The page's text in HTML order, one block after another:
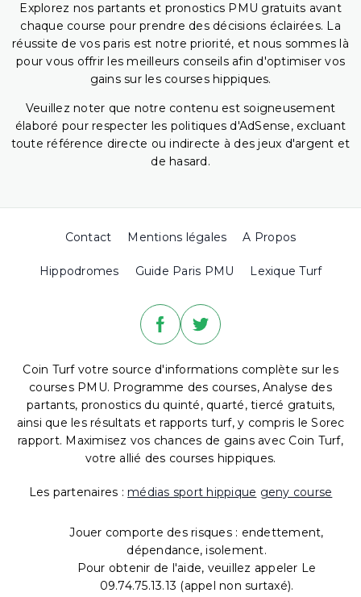
Explorez nos partants et pronostics PMU gratuits avant
chaque course pour prendre des décisions éclairées. La
réussite de vos paris est notre priorité, et nous sommes là
pour vous offrir les meilleurs conseils afin d'optimiser vos
gains sur les courses hippiques.
Veuillez noter que notre contenu est soigneusement
élaboré pour respecter les politiques d'AdSense, excluant
toute référence directe ou indirecte à des jeux d'argent et
de hasard.
Contact Mentions légales A Propos
Hippodromes Guide Paris PMU Lexique Turf
Coin Turf votre source d'informations complète sur les
courses PMU. Programme des courses, Analyse des
partants, pronostics du quinté, quarté, tiercé gratuits,
ainsi que les résultats et rapports turf, y compris le Sorec
rapport. Maximisez vos chances de gains avec Coin Turf,
votre allié des courses hippiques.
Les partenaires : médias sport hippique geny course
Jouer comporte des risques : endettement,
dépendance, isolement.
Pour obtenir de l'aide, veuillez appeler Le
09.74.75.13.13 (appel non surtaxé).